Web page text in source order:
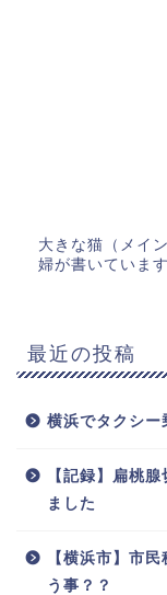
大きな猫（メイ
婦が書いていま
最近の投稿
横浜でタクシー
【記録】扁桃
ました
【横浜市】市
う事？？